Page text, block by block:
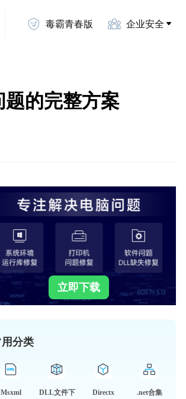
毒霸青春版 企业安全
题的完整方案
立即下载
分类
Msxml
DLL文件下
Directx .net合集